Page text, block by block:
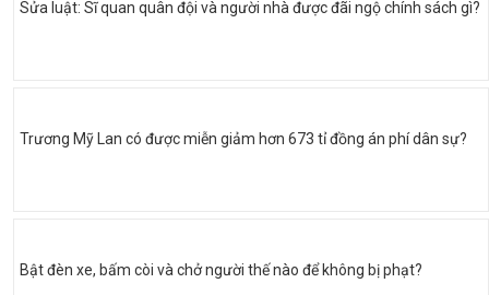
Sửa luật: Sĩ quan quân đội và người nhà được đãi ngộ chính sách gì?
Trương Mỹ Lan có được miễn giảm hơn 673 tỉ đồng án phí dân sự?
Bật đèn xe, bấm còi và chở người thế nào để không bị phạt?